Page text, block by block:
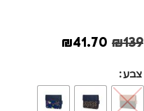
₪139
₪41.70
צבע